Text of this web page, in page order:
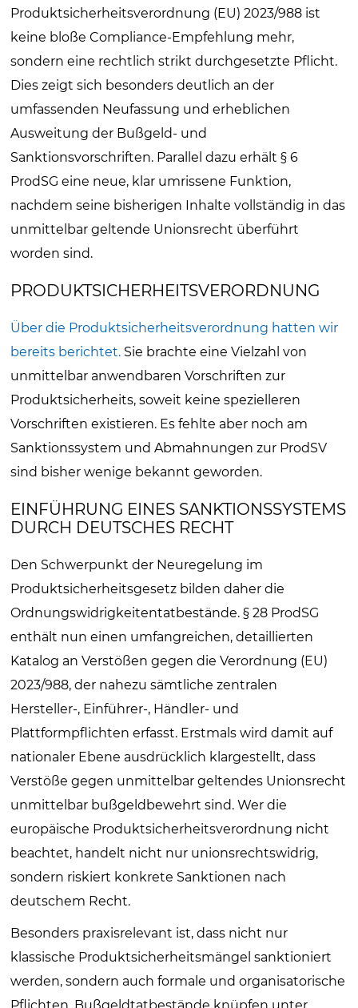
Produktsicherheitsverordnung (EU) 2023/988 ist
keine bloße Compliance-Empfehlung mehr,
sondern eine rechtlich strikt durchgesetzte Pflicht.
Dies zeigt sich besonders deutlich an der
umfassenden Neufassung und erheblichen
Ausweitung der Bußgeld- und
Sanktionsvorschriften. Parallel dazu erhält § 6
ProdSG eine neue, klar umrissene Funktion,
nachdem seine bisherigen Inhalte vollständig in das
unmittelbar geltende Unionsrecht überführt
worden sind.
PRODUKTSICHERHEITSVERORDNUNG
Über die Produktsicherheitsverordnung hatten wir
bereits berichtet. Sie brachte eine Vielzahl von
unmittelbar anwendbaren Vorschriften zur
Produktsicherheits, soweit keine spezielleren
Vorschriften existieren. Es fehlte aber noch am
Sanktionssystem und Abmahnungen zur ProdSV
sind bisher wenige bekannt geworden.
EINFÜHRUNG EINES SANKTIONSSYSTEMS
DURCH DEUTSCHES RECHT
Den Schwerpunkt der Neuregelung im
Produktsicherheitsgesetz bilden daher die
Ordnungswidrigkeitentatbestände. § 28 ProdSG
enthält nun einen umfangreichen, detaillierten
Katalog an Verstößen gegen die Verordnung (EU)
2023/988, der nahezu sämtliche zentralen
Hersteller-, Einführer-, Händler- und
Plattformpflichten erfasst. Erstmals wird damit auf
nationaler Ebene ausdrücklich klargestellt, dass
Verstöße gegen unmittelbar geltendes Unionsrecht
unmittelbar bußgeldbewehrt sind. Wer die
europäische Produktsicherheitsverordnung nicht
beachtet, handelt nicht nur unionsrechtswidrig,
sondern riskiert konkrete Sanktionen nach
deutschem Recht.
Besonders praxisrelevant ist, dass nicht nur
klassische Produktsicherheitsmängel sanktioniert
werden, sondern auch formale und organisatorische
Pflichten. Bußgeldtatbestände knüpfen unter